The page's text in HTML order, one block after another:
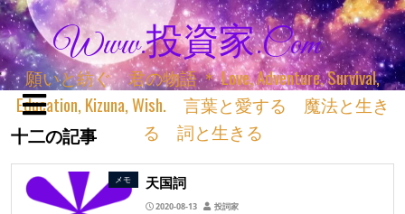
Www.投資家.com
願いと紡ぐ 君の物語 ＊ Love, Adventure, Survival,
Education, Kizuna, Wish. 言葉と愛する 魔法と生き
る 詞と生きる
十二の記事
メモ 天国詞
2020-08-13 投詞家